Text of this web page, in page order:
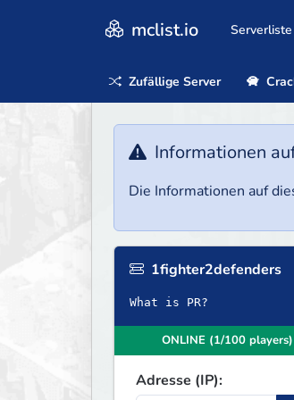
mclist.io Serverliste
Zufällige Server
Informationen
Die Informationen auf
1fighter2defenders
What is PR?
ONLINE (1/100 players)
Adresse (IP):